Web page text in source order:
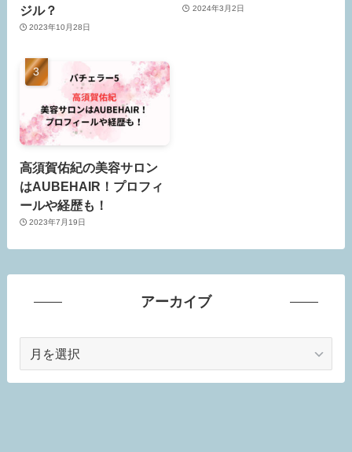
ジル？
2023年10月28日
2024年3月2日
高須賀佑紀の美容サロン
はAUBEHAIR！プロフィ
ールや経歴も！
2023年7月19日
アーカイブ
カ